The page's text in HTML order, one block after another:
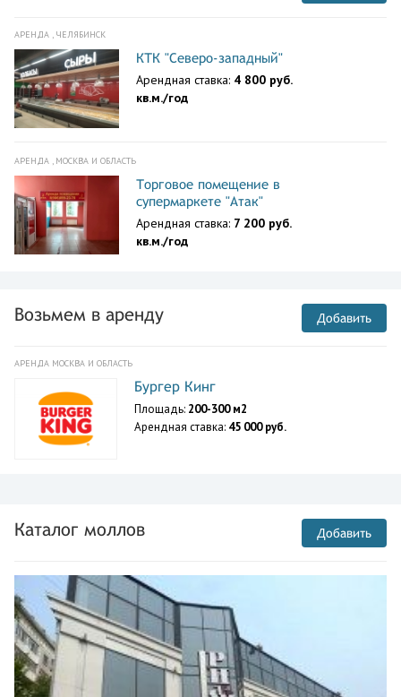
АРЕНДА , ЧЕЛЯБИНСК
КТК "Северо-западный"
Арендная ставка: 4 800 руб.
кв.м./год
АРЕНДА , МОСКВА И ОБЛАСТЬ
Торговое помещение в
супермаркете "Атак"
Арендная ставка: 7 200 руб.
кв.м./год
Возьмем в аренду Добавить
АРЕНДА МОСКВА И ОБЛАСТЬ
Бургер Кинг
Площадь: 200-300 м2
Арендная ставка: 45 000 руб.
Каталог моллов Добавить